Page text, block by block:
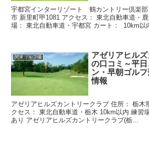
宇都宮インターリゾート 鶴カントリー倶楽
市 新里町甲1081 アクセス： 東北自動車道・
場： 東北自動車道・宇都宮 カート： 10km以
関東ゴルフ場
アゼリアヒル
の口コミ～平
ン・早朝ゴル
情報
アゼリアヒルズカントリークラブ 住所： 栃木
クセス： 東北自動車道・栃木 10km以内 練習
あり アゼリアヒルズカントリークラブ(栃...